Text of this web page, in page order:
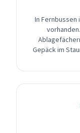
In
Gepäck im